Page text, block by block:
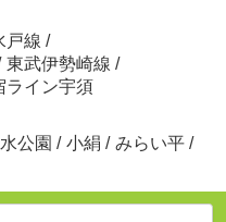
戸線 /
東武伊勢崎線 /
ライン宇須
公園 / 小絹 / みらい平 /